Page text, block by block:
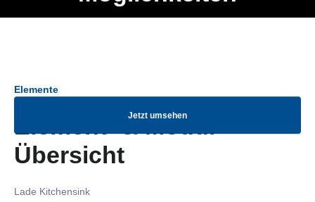
Jetzt umsehen
Elemente
Element- & Modul-
Übersicht
Lade Kitchensink